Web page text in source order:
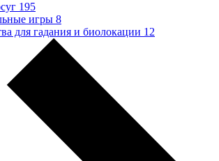
195
игры 8
для гадания и биолокации 12